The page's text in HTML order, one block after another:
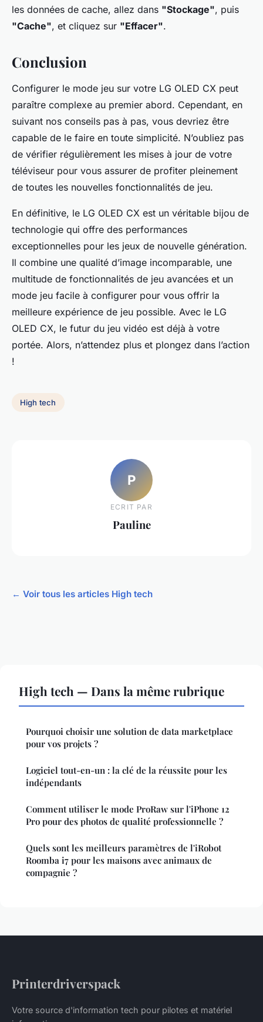
les données de cache, allez dans "Stockage", puis
"Cache", et cliquez sur "Effacer".
Conclusion
Configurer le mode jeu sur votre LG OLED CX peut
paraître complexe au premier abord. Cependant, en
suivant nos conseils pas à pas, vous devriez être
capable de le faire en toute simplicité. N’oubliez pas
de vérifier régulièrement les mises à jour de votre
téléviseur pour vous assurer de profiter pleinement
de toutes les nouvelles fonctionnalités de jeu.
En définitive, le LG OLED CX est un véritable bijou de
technologie qui offre des performances
exceptionnelles pour les jeux de nouvelle génération.
Il combine une qualité d’image incomparable, une
multitude de fonctionnalités de jeu avancées et un
mode jeu facile à configurer pour vous offrir la
meilleure expérience de jeu possible. Avec le LG
OLED CX, le futur du jeu vidéo est déjà à votre
portée. Alors, n’attendez plus et plongez dans l’action
!
High tech
P
ECRIT PAR
Pauline
← Voir tous les articles High tech
High tech — Dans la même rubrique
Pourquoi choisir une solution de data marketplace
pour vos projets ?
Logiciel tout-en-un : la clé de la réussite pour les
indépendants
Comment utiliser le mode ProRaw sur l'iPhone 12
Pro pour des photos de qualité professionnelle ?
Quels sont les meilleurs paramètres de l'iRobot
Roomba i7 pour les maisons avec animaux de
compagnie ?
Printerdriverspack
Votre source d'information tech pour pilotes et matériel